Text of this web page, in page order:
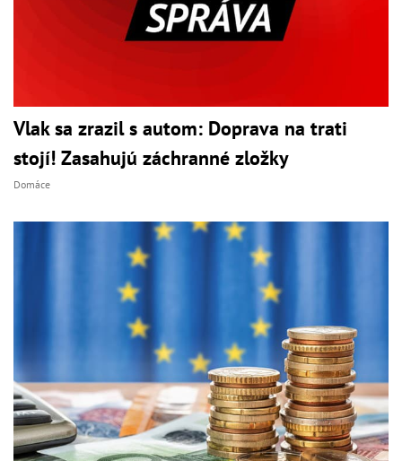
Vlak sa zrazil s autom: Doprava na trati
stojí! Zasahujú záchranné zložky
Domáce